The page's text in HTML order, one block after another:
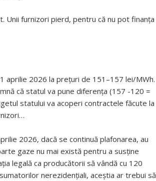
Unii furnizori pierd, pentru că nu pot finanța
aprilie 2026 la prețuri de 151–157 lei/MWh.
că statul va pune diferența (157 -120 =
statului va acoperi contractele făcute la
2026, dacă se continuă plafonarea, au
gaze nu mai există pentru a susține
legală ca producătorii să vândă cu 120
nerezidențiali, aceștia ar trebui să